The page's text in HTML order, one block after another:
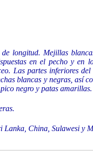
longitud. Mejillas
en el pecho y en
Las partes inferiores
blancas y negras, así
negro y patas amarillas.
Lanka, China, Sulawesi y